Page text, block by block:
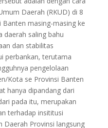
Daerah (RKUD) di 8
Banten masing-masing ke
daerah saling bahu
dan stabilitas
perbankan, terutama
pengelolaan
Kota se Provinsi Banten
hanya dipandang dari
pada itu, merupakan
terhadap insititusi
Daerah Provinsi langsung